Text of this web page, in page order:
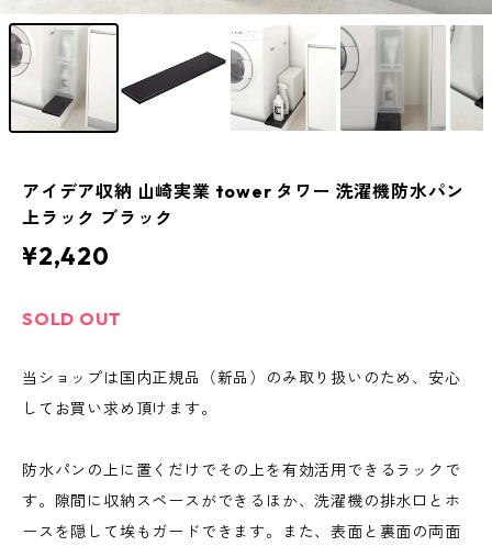
アイデア収納 山崎実業 tower タワー 洗濯機防水パン
上ラック ブラック
¥2,420
SOLD OUT
当ショップは国内正規品（新品）のみ取り扱いのため、安心
してお買い求め頂けます。
防水パンの上に置くだけでその上を有効活用できるラックで
す。隙間に収納スペースができるほか、洗濯機の排水口とホ
ースを隠して埃もガードできます。また、表面と裏面の両面